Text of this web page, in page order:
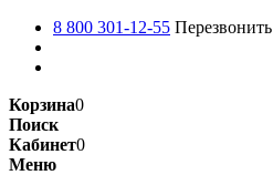
8 800 301-12-55 Перезвонить
Корзина0
Поиск
Кабинет0
Меню